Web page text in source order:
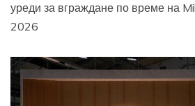
уреди за вграждане по време на
2026